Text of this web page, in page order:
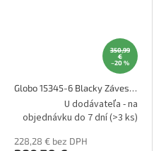
350,99
€
–20 %
Globo 15345-6 Blacky Závesné svietidlo
U dodávateľa - na
objednávku do 7 dní(>3 ks)
228,28 € bez DPH